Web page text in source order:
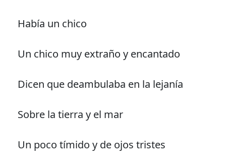
Había un chico
Un chico muy extraño y encantado
Dicen que deambulaba en la lejanía
Sobre la tierra y el mar
Un poco tímido y de ojos tristes